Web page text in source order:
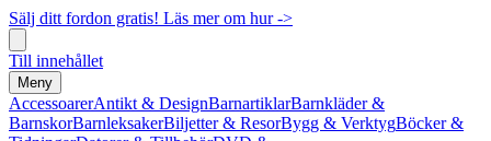
Sälj ditt fordon gratis! Läs mer om hur ->
Till innehållet
Meny
AccessoarerAntikt & DesignBarnartiklarBarnkläder &
BarnskorBarnleksakerBiljetter & ResorBygg & VerktygBöcker &